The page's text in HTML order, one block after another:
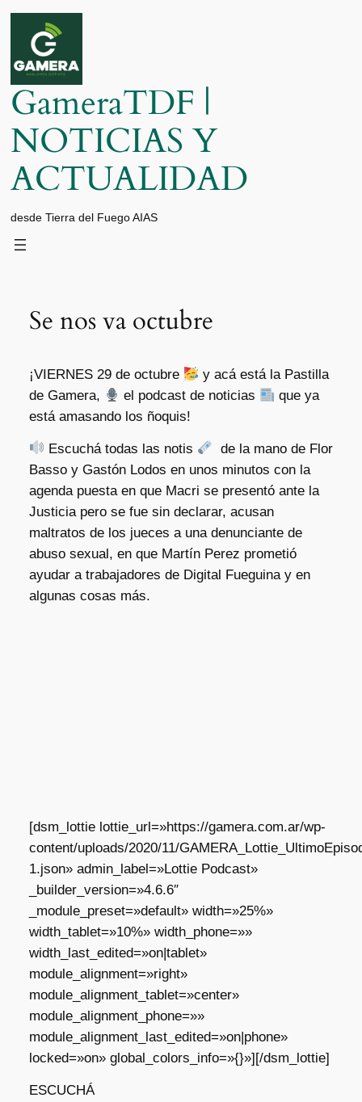
Saltar
contenido
GameraTDF |
NOTICIAS Y
ACTUALIDAD
desde Tierra del Fuego AIAS
Se nos va octubre
¡VIERNES 29 de octubre
y acá está la Pastilla
de Gamera,
el podcast de noticias
que ya
está amasando los ñoquis!
Escuchá todas las notis
de la mano de Flor
Basso y Gastón Lodos en unos minutos con la
agenda puesta en que Macri se presentó ante la
Justicia pero se fue sin declarar, acusan
maltratos de los jueces a una denunciante de
abuso sexual, en que Martín Perez prometió
ayudar a trabajadores de Digital Fueguina y en
algunas cosas más.
[dsm_lottie lottie_url=»https://gamera.com.ar/wp-
content/uploads/2020/11/
1.json» admin_label=»Lottie Podcast»
_builder_version=»4.6.6″
_module_preset=»default» width=»25%»
width_tablet=»10%» width_phone=»»
width_last_edited=»on|tablet»
module_alignment=»right»
module_alignment_tablet=»center»
module_alignment_phone=»»
module_alignment_last_edited=»on|phone»
locked=»on» global_colors_info=»{}»][/dsm_lottie]
ESCUCHÁ